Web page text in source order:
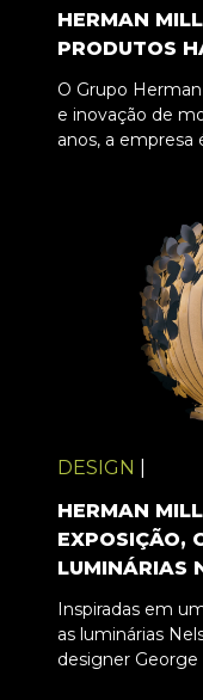
HERMAN
PRODUTOS
O Grupo
e inovação de
anos, a empresa
DESIGN
HERMAN
EXPOSIÇÃO,
LUMINÁRIAS
Inspiradas em
as luminárias
designer George